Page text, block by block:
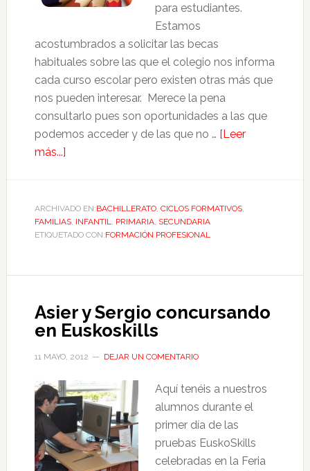
para estudiantes.
Estamos
acostumbrados a solicitar las becas
habituales sobre las que el colegio nos informa
cada curso escolar pero existen otras más que
nos pueden interesar. Merece la pena
consultarlo pues son oportunidades a las que
podemos acceder y de las que no … [Leer
más...]
ARCHIVADO EN:BACHILLERATO, CICLOS FORMATIVOS,
FAMILIAS, INFANTIL PRIMARIA, SECUNDARIA
ETIQUETADO CON:FORMACIÓN PROFESIONAL
Asier y Sergio concursando
en Euskoskills
11 MAYO, 2012 DEJAR UN COMENTARIO
Aquí tenéis a nuestros
alumnos durante el
primer día de las
pruebas EuskoSkills
celebradas en la Feria